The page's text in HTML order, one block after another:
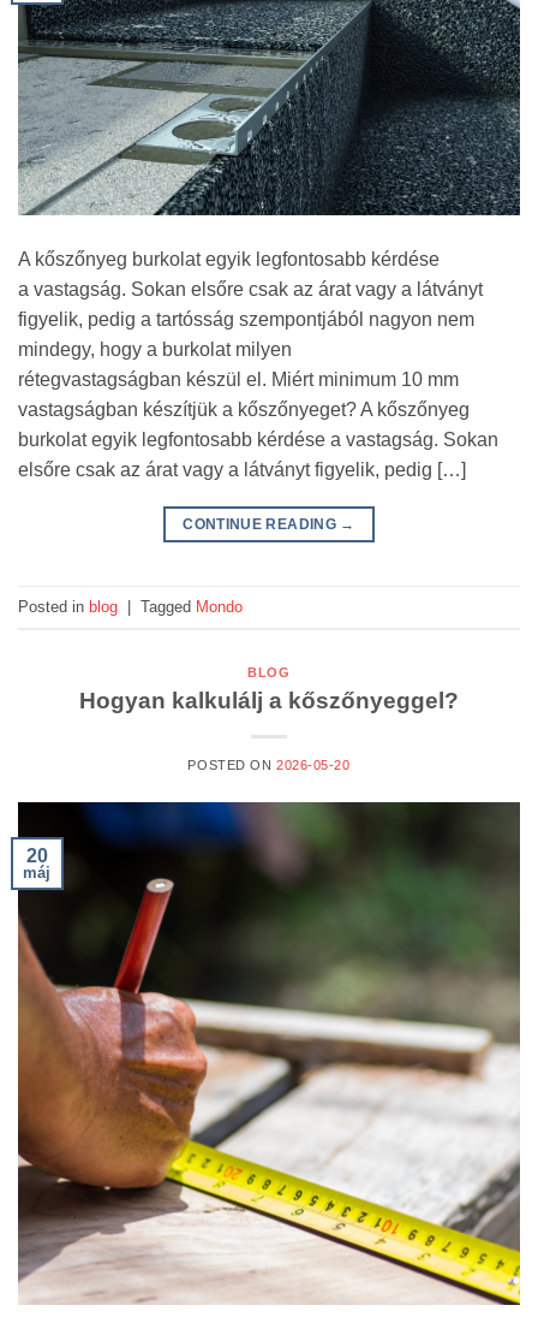
A kőszőnyeg burkolat egyik legfontosabb kérdése
a vastagság. Sokan elsőre csak az árat vagy a látványt
figyelik, pedig a tartósság szempontjából nagyon nem
mindegy, hogy a burkolat milyen
rétegvastagságban készül el. Miért minimum 10 mm
vastagságban készítjük a kőszőnyeget? A kőszőnyeg
burkolat egyik legfontosabb kérdése a vastagság. Sokan
elsőre csak az árat vagy a látványt figyelik, pedig […]
CONTINUE READING →
Posted in blog | Tagged Mondo
BLOG
Hogyan kalkulálj a kőszőnyeggel?
POSTED ON 2026-05-20
20
máj